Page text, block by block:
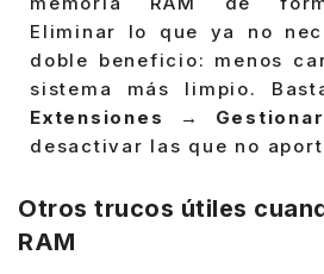
Eliminar lo que ya no
doble beneficio: menos
sistema más limpio.
Extensiones →
desactivar las que no
Otros trucos útiles
RAM